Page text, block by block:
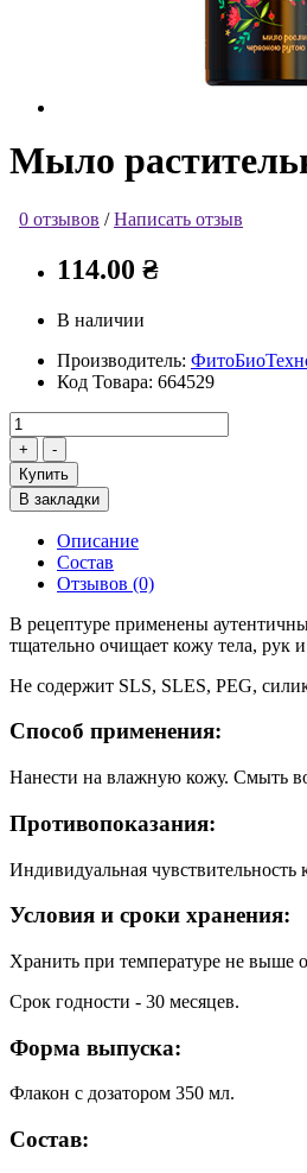
Мыло
0 отзывов /Написать отзыв
114.00 ₴
В наличии
Производитель:
Код Товара: 664529
Купить
В закладки
Описание
Состав
Отзывов (0)
В рецептуре применены
тщательно очищает кожу тела, рук
Не содержит SLS, SLES, PEG,
Способ применения:
Нанести на влажную кожу. Смыть
Противопоказания:
Индивидуальная чувствительность
Условия и сроки хранения:
Хранить при температуре не выше
Срок годности - 30 месяцев.
Форма выпуска:
Флакон с дозатором 350 мл.
Состав: